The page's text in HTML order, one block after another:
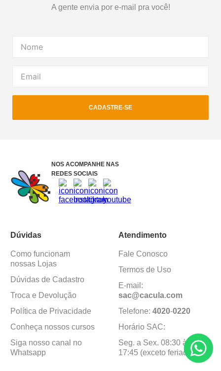
A gente envia por e-mail pra você!
CADASTRE-SE
NOS ACOMPANHE NAS
REDES SOCIAIS
Dúvidas
Como funcionam
nossas Lojas
Dúvidas de Cadastro
Troca e Devolução
Política de Privacidade
Conheça nossos cursos
Siga nosso canal no
Whatsapp
Atendimento
Fale Conosco
Termos de Uso
E-mail:
sac@cacula.com
Telefone: 4020-0220
Horário SAC:
Seg. a Sex. 08:30 às
17:45 (exceto feriados)